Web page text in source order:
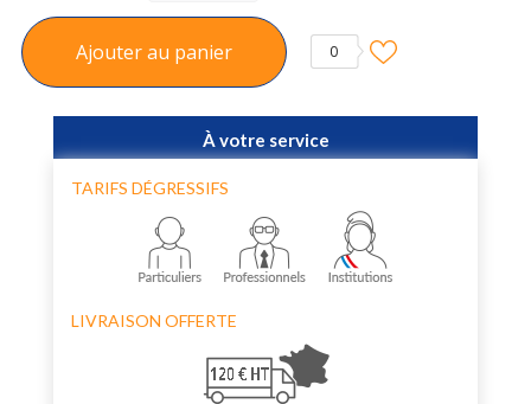
Ajouter au panier 0
À votre service
TARIFS DÉGRESSIFS
LIVRAISON OFFERTE